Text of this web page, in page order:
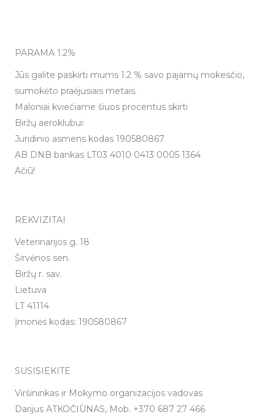
PARAMA 1.2%
Jūs galite paskirti mums 1.2 % savo pajamų mokesčio,
sumokėto praėjusiais metais.
Maloniai kviečiame šiuos procentus skirti
Biržų aeroklubui:
Juridinio asmens kodas 190580867
AB DNB bankas LT03 4010 0413 0005 1364
Ačiū!
REKVIZITAI
Veterinarijos g. 18
Širvėnos sen.
Biržų r. sav.
Lietuva
LT 41114
Įmonės kodas: 190580867
SUSISIEKITE
Viršininkas ir Mokymo organizacijos vadovas
Darijus ATKOČIŪNAS, Mob. +370 687 27 466